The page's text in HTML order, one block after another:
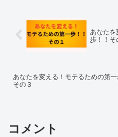
あなた
歩！！そ
あなたを変える！モテるための第
その３
コメント